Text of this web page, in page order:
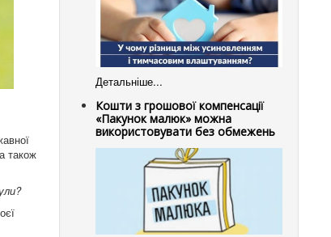
також
Детальніше...
Кошти з грошової компенсації
«Пакунок малюк» можна
використовувати без обмежень